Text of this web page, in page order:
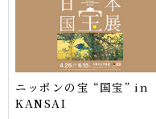
ニッポンの宝 “国宝” in
KANSAI